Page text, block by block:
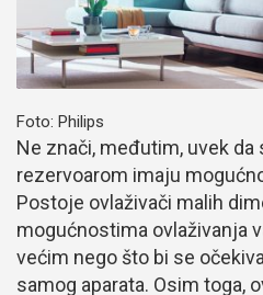
Foto: Philips
Ne znači, međutim, uvek
rezervoarom imaju
Postoje ovlaživači malih
mogućnostima ovlaživanja
većim nego što bi se
samog aparata. Osim toga,